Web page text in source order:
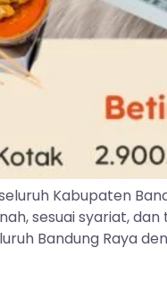
Kabupaten
sesuai syariat,
Bandung Raya